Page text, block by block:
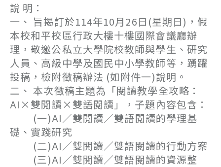
說 明：
一、 旨揭訂於114年10月26日(星期日)，假
本校和平校區行政大樓十樓國際會議廳辦
理，敬邀公私立大學院校教師與學生、研究
人員、高級中學及國民中小學教師等，踴躍
投稿，檢附徵稿辦法 (如附件一)說明。
二、 本次徵稿主題為「閱讀教學全攻略：
AI×雙閱讀×雙語閱讀」，子題內容包含：
(一)AI／雙閱讀／雙語閱讀的學理基
礎、實踐研究
(二)AI／雙閱讀／雙語閱讀的行動方案
(三)AI／雙閱讀／雙語閱讀的資源整